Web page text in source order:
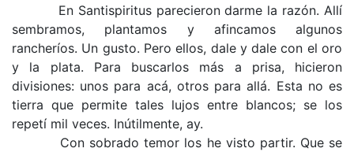
En Santispiritus parecieron darme la razón. Allí
sembramos, plantamos y afincamos algunos
rancheríos. Un gusto. Pero ellos, dale y dale con el oro
y la plata. Para buscarlos más a prisa, hicieron
divisiones: unos para acá, otros para allá. Esta no es
tierra que permite tales lujos entre blancos; se los
repetí mil veces. Inútilmente, ay.
Con sobrado temor los he visto partir. Que se